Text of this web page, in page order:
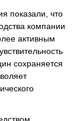
показали, что
компании
активным
сохраняется